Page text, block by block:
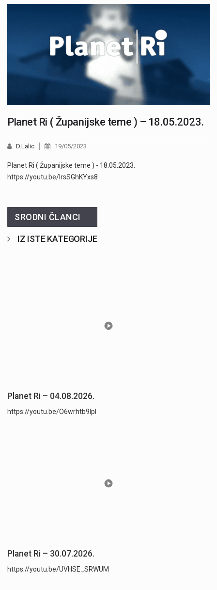
Planet Ri ( Županijske teme ) – 18.05.2023.
D.Lalic 19/05/2023
Planet Ri ( Županijske teme ) - 18.05.2023.
https://youtu.be/lrsSGhKYxs8
SRODNI ČLANCI
IZ ISTE KATEGORIJE
Planet Ri – 04.08.2026.
https://youtu.be/O6wrhtb9lpI
Planet Ri – 30.07.2026.
https://youtu.be/UVHSE_SRWUM